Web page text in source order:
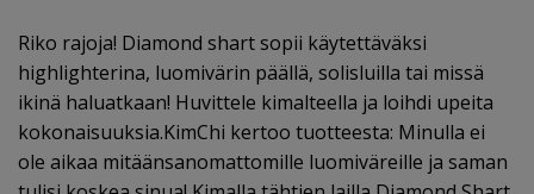
Riko rajoja! Diamond shart sopii käytettäväksi
highlighterina, luomivärin päällä, solisluilla tai missä
ikinä haluatkaan! Huvittele kimalteella ja loihdi upeita
kokonaisuuksia.KimChi kertoo tuotteesta: Minulla ei
ole aikaa mitäänsanomattomille luomiväreille ja saman